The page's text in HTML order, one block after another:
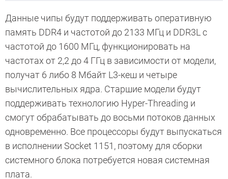
Данные чипы будут поддерживать оперативную
память DDR4 и частотой до 2133 МГц и DDR3L с
частотой до 1600 МГц, функционировать на
частотах от 2,2 до 4 ГГц в зависимости от модели,
получат 6 либо 8 Мбайт L3-кеш и четыре
вычислительных ядра. Старшие модели будут
поддерживать технологию Hyper-Threading и
смогут обрабатывать до восьми потоков данных
одновременно. Все процессоры будут выпускаться
в исполнении Socket 1151, поэтому для сборки
системного блока потребуется новая системная
плата.